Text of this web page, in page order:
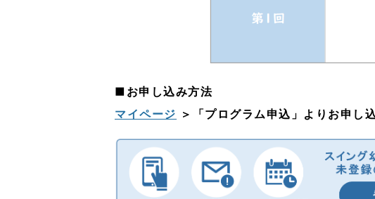
■お申し込み方法
マイページ ＞「プログラム申込」よりお申し